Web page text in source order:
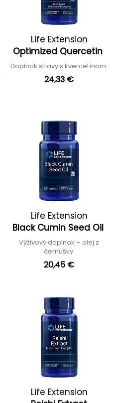
Life Extension
Optimized Quercetin
Doplnok stravy s kvercetínom
24,33 €
Life Extension
Black Cumin Seed Oil
Výživový doplnok – olej z
černušky
20,45 €
Life Extension